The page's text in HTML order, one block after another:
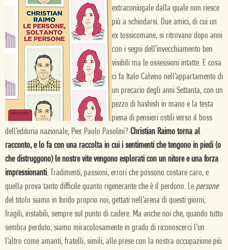
extraconiugale dalla quale non riesce
più a schiodarsi. Due amici, di cui un
ex tossicomane, si ritrovano dopo anni
con i segni dell’invecchiamento ben
visibili ma le ossessioni intatte. E cosa
ci fa Italo Calvino nell’appartamento di
un precario degli anni Settanta, con un
pezzo di hashish in mano e la testa
piena di pensieri ostili verso il boss
dell’editoria nazionale, Pier Paolo Pasolini? Christian Raimo torna al
racconto, e lo fa con una raccolta in cui i sentimenti che tengono in piedi (o
che distruggono) le nostre vite vengono esplorati con un nitore e una forza
impressionanti. Tradimenti, passioni, errori che possono costare caro, e
quella prova tanto difficile quanto rigenerante che è il perdono. Le persone
del titolo siamo in fondo proprio noi, gettati nell’arena di questi giorni,
fragili, instabili, sempre sul punto di cadere. Ma anche noi che, quando tutto
sembra perduto, siamo miracolosamente in grado di riconoscerci l’un
l’altro come amanti, fratelli, simili, alle prese con la nostra occupazione più